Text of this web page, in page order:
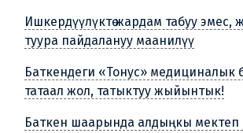
Ишкердүүлүктө жардам табуу эмес,
туура пайдалануу маанилүү
Баткендеги «Тонус» медициналык
татаал жол, татыктуу жыйынтык!
Баткен шаарында алдыңкы мектеп